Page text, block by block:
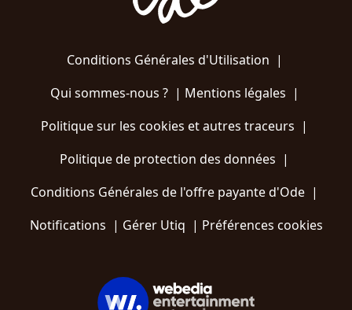
Conditions Générales d'Utilisation |
Qui sommes-nous ?| Mentions légales |
Politique sur les cookies et autres traceurs |
Politique de protection des données |
Conditions Générales de l'offre payante d'Ode |
Notifications | Gérer Utiq | Préférences cookies